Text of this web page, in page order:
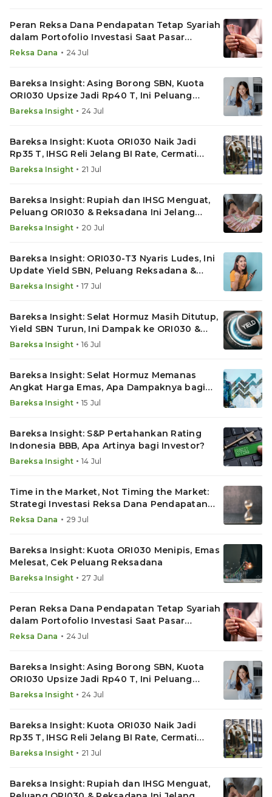
Peran Reksa Dana Pendapatan Tetap Syariah
dalam Portofolio Investasi Saat Pasar
Bergejolak
Reksa Dana • 24 Jul
Bareksa Insight: Asing Borong SBN, Kuota
ORI030 Upsize Jadi Rp40 T, Ini Peluang
Reksadana Basis SBN
Bareksa Insight • 24 Jul
Bareksa Insight: Kuota ORI030 Naik Jadi
Rp35 T, IHSG Reli Jelang BI Rate, Cermati
Reksadana Ini
Bareksa Insight • 21 Jul
Bareksa Insight: Rupiah dan IHSG Menguat,
Peluang ORI030 & Reksadana Ini Jelang
Putusan BI Rate
Bareksa Insight • 20 Jul
Bareksa Insight: ORI030-T3 Nyaris Ludes, Ini
Update Yield SBN, Peluang Reksadana &
Emas
Bareksa Insight • 17 Jul
Bareksa Insight: Selat Hormuz Masih Ditutup,
Yield SBN Turun, Ini Dampak ke ORI030 &
Reksadana
Bareksa Insight • 16 Jul
Bareksa Insight: Selat Hormuz Memanas
Angkat Harga Emas, Apa Dampaknya bagi
ORI030?
Bareksa Insight • 15 Jul
Bareksa Insight: S&P Pertahankan Rating
Indonesia BBB, Apa Artinya bagi Investor?
Bareksa Insight • 14 Jul
Time in the Market, Not Timing the Market:
Strategi Investasi Reksa Dana Pendapatan
Tetap
Reksa Dana • 29 Jul
Bareksa Insight: Kuota ORI030 Menipis, Emas
Melesat, Cek Peluang Reksadana
Bareksa Insight • 27 Jul
Peran Reksa Dana Pendapatan Tetap Syariah
dalam Portofolio Investasi Saat Pasar
Bergejolak
Reksa Dana • 24 Jul
Bareksa Insight: Asing Borong SBN, Kuota
ORI030 Upsize Jadi Rp40 T, Ini Peluang
Reksadana Basis SBN
Bareksa Insight • 24 Jul
Bareksa Insight: Kuota ORI030 Naik Jadi
Rp35 T, IHSG Reli Jelang BI Rate, Cermati
Reksadana Ini
Bareksa Insight • 21 Jul
Bareksa Insight: Rupiah dan IHSG Menguat,